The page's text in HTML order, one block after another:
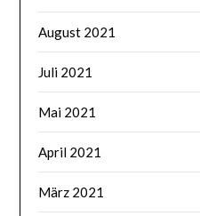
August 2021
Juli 2021
Mai 2021
April 2021
März 2021